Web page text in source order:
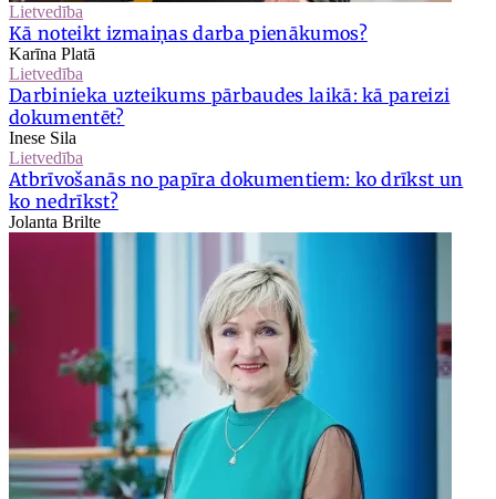
Lietvedība
Kā noteikt izmaiņas darba pienākumos?
Karīna Platā
Lietvedība
Darbinieka uzteikums pārbaudes laikā: kā pareizi
dokumentēt?
Inese Sila
Lietvedība
Atbrīvošanās no papīra dokumentiem: ko drīkst un
ko nedrīkst?
Jolanta Brilte